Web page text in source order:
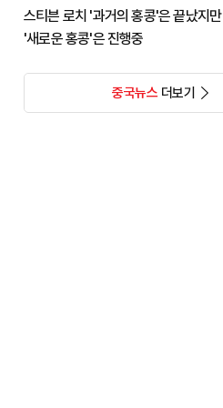
스티븐 로치 '과거의 홍콩'은 끝났지만
'새로운 홍콩'은 진행중
중국뉴스더보기